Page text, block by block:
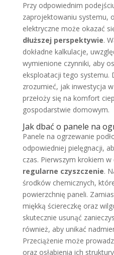
Przy odpowiednim
zaprojektowaniu systemu,
elektryczne może okazać
dłuższej perspektywie.
dokładne kalkulacje,
wymienione czynniki, aby
eksploatacji tego systemu.
zrozumieć, jak inwestycja
przełoży się na komfort
gospodarstwie domowym.
Jak dbać o panele na
Panele na ogrzewanie
odpowiedniej pielęgnacji,
czas. Pierwszym krokiem
regularne czyszczenie.
środków chemicznych,
powierzchnię paneli.
miękką ściereczkę oraz
skutecznie usunąć
również, aby unikać
Przeciążenie może
oraz osłabienia ich